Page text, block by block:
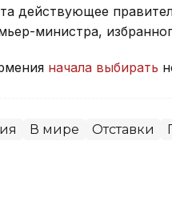
действующее
министра,
начала выбирать
В мире Отставки